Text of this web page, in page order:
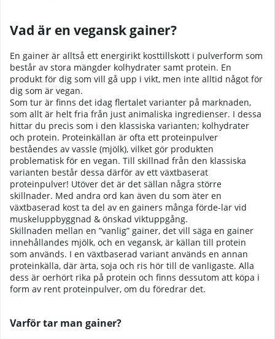
Vad är en vegansk gainer?
En gainer är alltså ett energirikt kosttillskott i pulverform som
består av stora mängder kolhydrater samt protein. En
produkt för dig som vill gå upp i vikt, men inte alltid något för
dig som är vegan.
Som tur är finns det idag flertalet varianter på marknaden,
som allt är helt fria från just animaliska ingredienser. I dessa
hittar du precis som i den klassiska varianten; kolhydrater
och protein. Proteinkällan är ofta ett proteinpulver
beståendes av vassle (mjölk), vilket gör produkten
problematisk för en vegan. Till skillnad från den klassiska
varianten består dessa därför av ett växtbaserat
proteinpulver! Utöver det är det sällan några större
skillnader. Med andra ord kan även du som äter en
växtbaserad kost ta del av en gainers många förde-lar vid
muskeluppbyggnad & önskad viktuppgång.
Skillnaden mellan en ”vanlig” gainer, det vill säga en gainer
innehållandes mjölk, och en vegansk, är källan till protein
som används. I en växtbaserad variant används en annan
proteinkälla, där ärta, soja och ris hör till de vanligaste. Alla
dess är oerhört rika på protein och finns dessutom att köpa i
form av rent proteinpulver, om du föredrar det.
Varför tar man gainer?